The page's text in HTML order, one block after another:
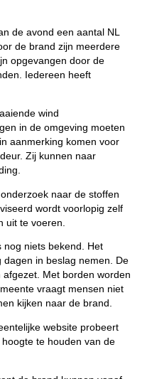
de avond een aantal NL
de brand zijn meerdere
opgevangen door de
Iedereen heeft
wind
in de omgeving moeten
aanmerking komen voor
Zij kunnen naar
naar de stoffen
wordt voorlopig zelf
uit te voeren.
nog niets bekend. Het
in beslag nemen. De
Met borden worden
vraagt mensen niet
kijken naar de brand.
website probeert
te houden van de